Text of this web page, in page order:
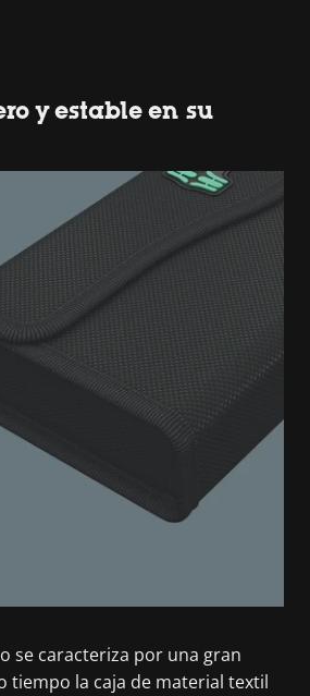
y estable en su
se caracteriza por una gran
tiempo la caja de material textil